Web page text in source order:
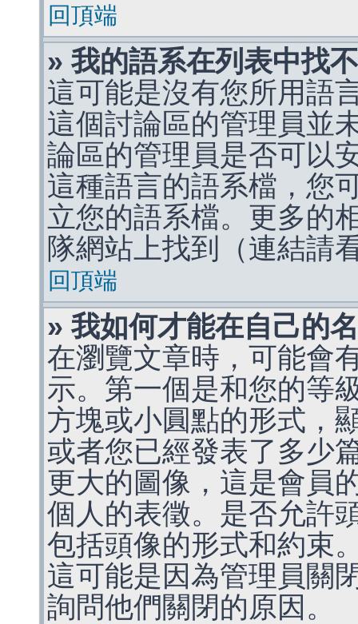
回頂端
» 我的語系在列表中找
這可能是沒有您所用語
這個討論區的管理員並
論區的管理員是否可以
這種語言的語系檔，您
立您的語系檔。更多的
隊網站上找到（連結請
回頂端
» 我如何才能在自己的
在瀏覽文章時，可能會
示。第一個是和您的等
方塊或小圓點的形式，
或者您已經發表了多少
更大的圖像，這是會員
個人的表徵。是否允許
包括頭像的形式和約束
這可能是因為管理員關
詢問他們關閉的原因。